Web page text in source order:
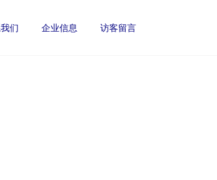
们 企业信息 访客留言